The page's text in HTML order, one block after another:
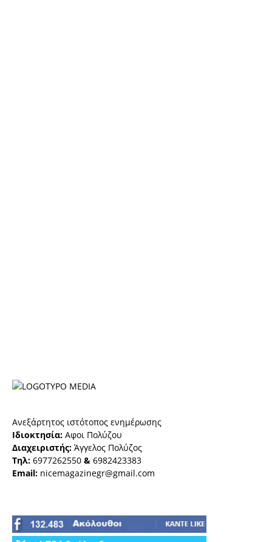
Ανεξάρτητος ιστότοπος ενημέρωσης
Ιδιοκτησία: Αφοι Πολύζου
Διαχειριστής: Άγγελος Πολύζος
Τηλ: 6977262550 & 6982423383
Email: nicemagazinegr@gmail.com